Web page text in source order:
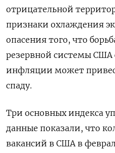
отрицательной
признаки охлаждения
опасения того, что
резервной системы США
инфляции может
спаду.
Три основных индекса
данные показали, что
вакансий в США в